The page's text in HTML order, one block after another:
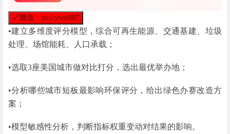
🔗微信：mollywei007
•建立多维度评分模型，综合可再生能源、交通基建、垃圾
处理、场馆能耗、人口承载；
•选取3座美国城市做对比打分，选出最优举办地；
•分析哪些城市短板最影响环保评分，给出绿色办赛改造方
案；
•模型敏感性分析，判断指标权重变动对结果的影响。